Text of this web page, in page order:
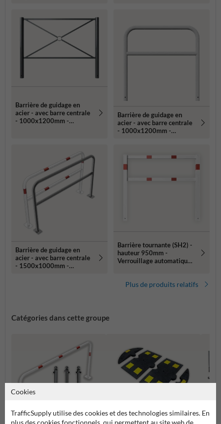
Barrière de guidage en
acier - avec barre centrale
- 1000x1200mm -
Barrière de guidage en
acier - avec barre centrale
- 1000x1200mm -
Barrière de guidage en
acier - avec barre centrale
- 1500x1000mm -
Barrière tournante (SH2) -
hauteur 950mm -
Verrouillage automatique -
Plus de produits relatifs
Catégories dans cette groupe
Cookies
TrafficSupply utilise des cookies et des technologies similaires. En
plus des cookies fonctionnels, qui permettent au site web de